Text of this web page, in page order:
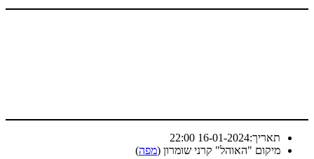
16-01-2024 22:00
"האוהל" קרני שומרון ( מפה)